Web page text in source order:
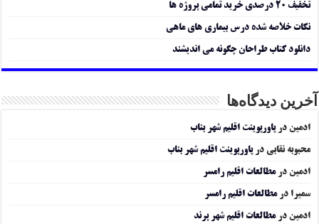
تخفیف ۲۰ درصدی خرید تمامی پروژه ها
نکات خلاصه شده درس بیماری های ماهی
دانلود کتاب طراحان چگونه می اندیشند
آخرین دیدگاه‌ها
ادمین درپاورپوینت اقلیم شهر بناب
محبوبه نقابی درپاورپوینت اقلیم شهر بناب
ادمین درمطالعات اقلیم رامسر
سمیرا درمطالعات اقلیم رامسر
ادمین درمطالعات اقلیم شهر پرند